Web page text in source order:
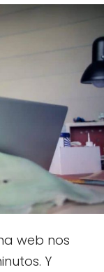
web nos
Y